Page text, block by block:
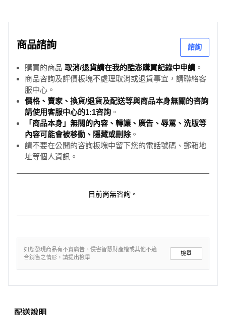
商品諮詢 諮詢
購買的商品 取消/退貨請在我的酷澎購買記錄中申請 。
商品咨詢及評價板塊不處理取消或退貨事宜，請聯絡客
服中心。
價格、賣家、換貨/退貨及配送等與商品本身無關的咨詢
請使用客服中心的1:1咨詢 。
「商品本身」無關的內容、轉讓、廣告、辱罵、洗版等
內容可能會被移動、隱藏或刪除。
請不要在公開的咨詢板塊中留下您的電話號碼、郵箱地
址等個人資訊。
目前尚無咨詢。
如您發現商品有不實廣告、侵害智慧財產權或其他不適
合銷售之情形，請提出檢舉
檢舉
配送說明